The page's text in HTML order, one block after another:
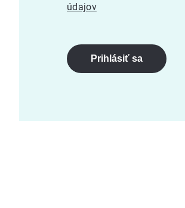
údajov
Prihlásiť sa